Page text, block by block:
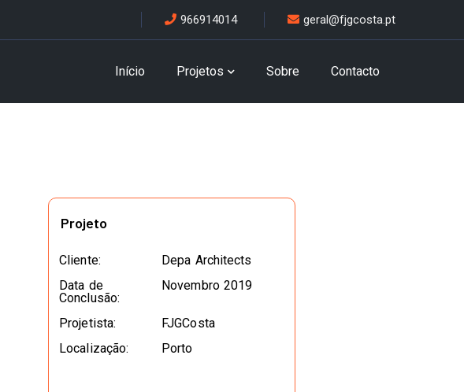
966914014 geral@fjgcosta.pt
Início Projetos Sobre Contacto
Projeto
Cliente:
Depa Architects
Data de
Conclusão:
Novembro 2019
Projetista:
FJGCosta
Localização:
Porto